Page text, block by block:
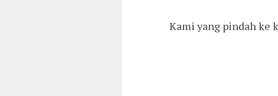
Kami yang pindah ke